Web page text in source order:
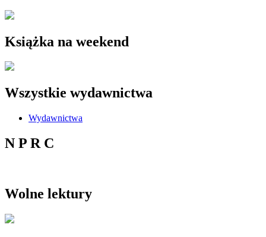
Książka na weekend
Wszystkie wydawnictwa
Wydawnictwa
N P R C
Wolne lektury